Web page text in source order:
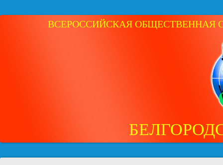
ВСЕРОССИЙСКАЯ ОБЩЕСТВЕННАЯ